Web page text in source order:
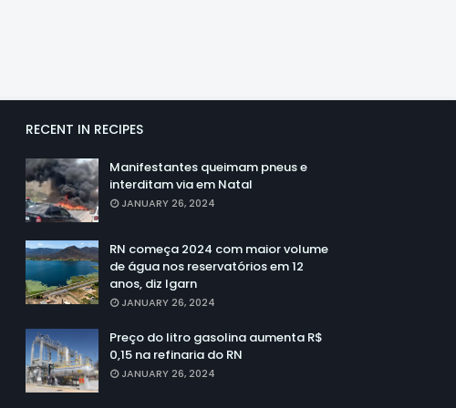
RECENT IN RECIPES
Manifestantes queimam pneus e
interditam via em Natal
JANUARY 26, 2024
RN começa 2024 com maior volume
de água nos reservatórios em 12
anos, diz Igarn
JANUARY 26, 2024
Preço do litro gasolina aumenta R$
0,15 na refinaria do RN
JANUARY 26, 2024